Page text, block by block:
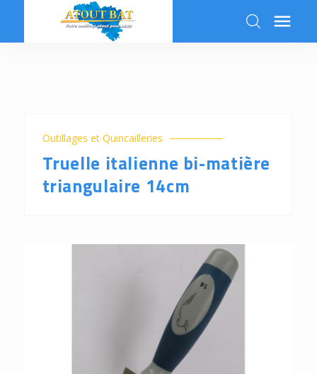
k 
Outillages et Quincailleries
Truelle italienne bi-matière
triangulaire 14cm